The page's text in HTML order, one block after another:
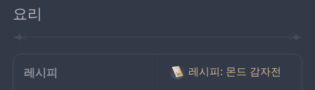
요리
레시피 레시피: 몬드 감자전